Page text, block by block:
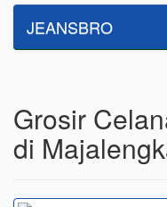
JEANSBRO
Grosir
di